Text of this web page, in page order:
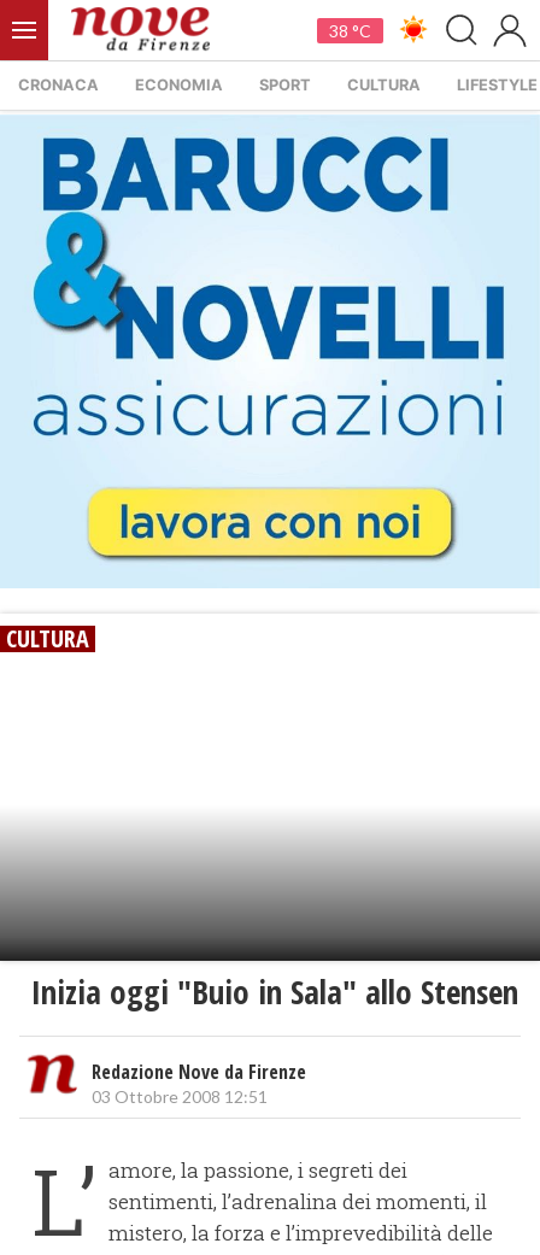
38 °C
CRONACA ECONOMIA SPORT CULTURA LIFESTYLE
CULTURA
Inizia oggi "Buio in Sala" allo Stensen
Redazione Nove da Firenze
03 Ottobre 2008 12:51
L’ amore, la passione, i segreti dei
sentimenti, l’adrenalina dei momenti, il
mistero, la forza e l’imprevedibilità delle